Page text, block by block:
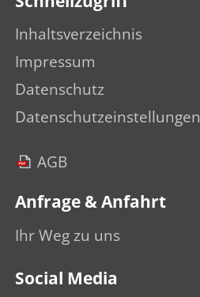
Inhaltsverzeichnis
Impressum
Datenschutz
Datenschutzeinstellungen
AGB
Anfrage & Anfahrt
Ihr Weg zu uns
Social Media